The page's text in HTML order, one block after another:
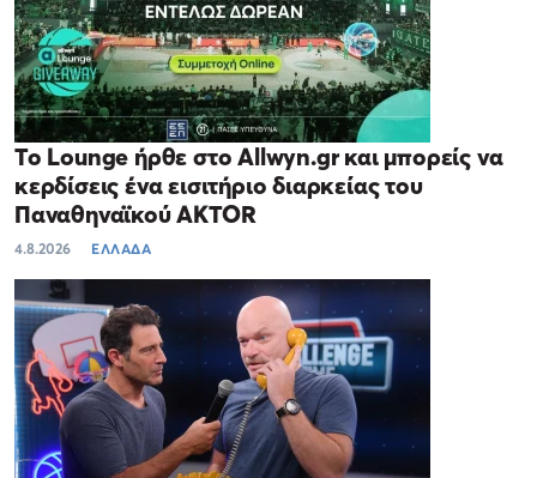
Το Lounge ήρθε στο Allwyn.gr και μπορείς να
κερδίσεις ένα εισιτήριο διαρκείας του
Παναθηναϊκού AKTOR
4.8.2026 ΕΛΛΑΔΑ